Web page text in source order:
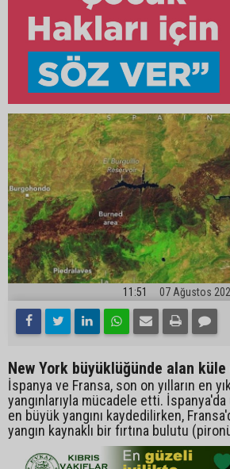
11:51 07 Ağustos
New York büyüklüğünde alan küle
İspanya ve Fransa, son on yılların en
yangınlarıyla mücadele etti.
en büyük yangını kaydedilirken,
yangın kaynaklı bir fırtına bulutu